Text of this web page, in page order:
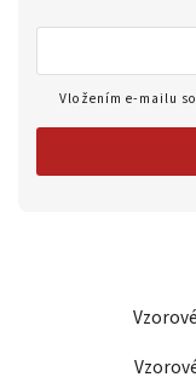
Vložením e-mailu